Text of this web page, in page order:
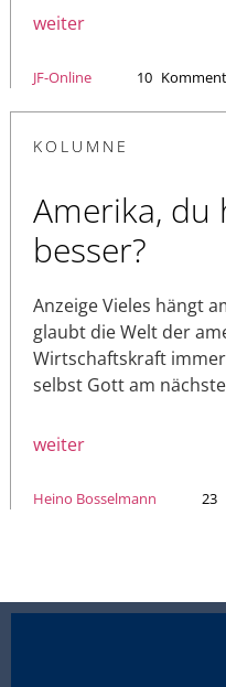
weiter
JF-Online 10
KOLUMNE
Amerika, du
besser?
Anzeige Vieles hängt
glaubt die Welt der
Wirtschaftskraft
selbst Gott am
weiter
Heino Bosselmann 23